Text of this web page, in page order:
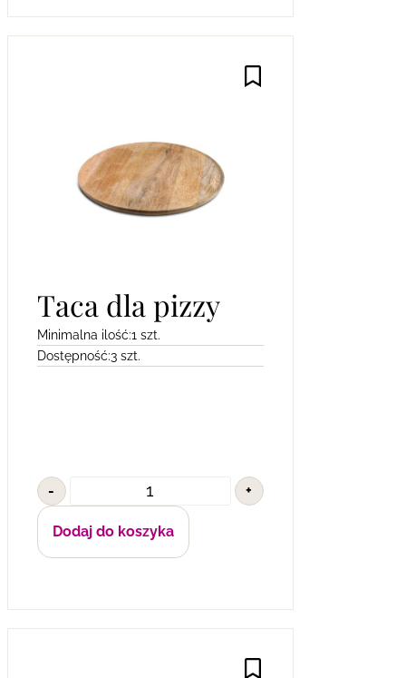
Taca dla pizzy
Minimalna ilość:1 szt.
Dostępność:3 szt.
- +
Dodaj do koszyka